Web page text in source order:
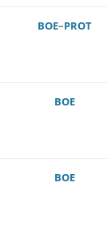
BOE–PROT
BOE
BOE